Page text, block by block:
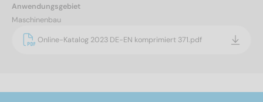
Anwendungsgebiet
Maschinenbau
Online-Katalog 2023 DE-EN komprimiert 371.pdf